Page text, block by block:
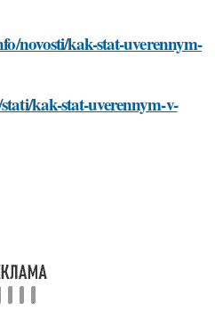
novosti/kak-stat-uverennym-
kak-stat-uverennym-v-